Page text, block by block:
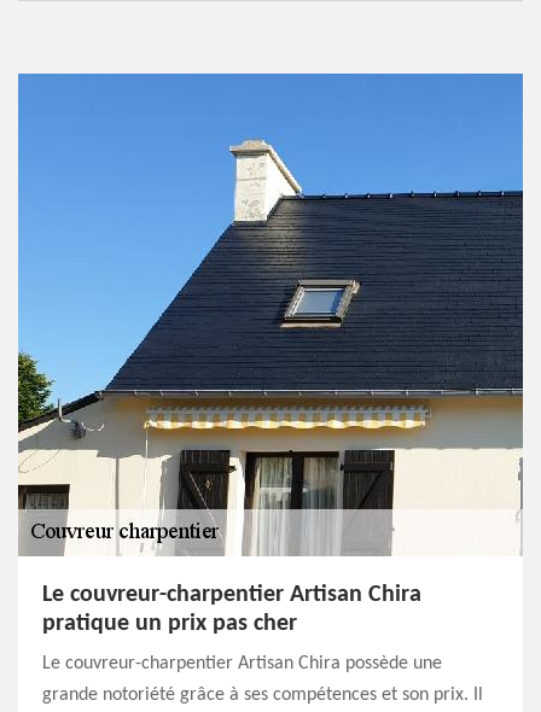
Le couvreur-charpentier Artisan Chira
pratique un prix pas cher
Le couvreur-charpentier Artisan Chira possède une
grande notoriété grâce à ses compétences et son prix. Il